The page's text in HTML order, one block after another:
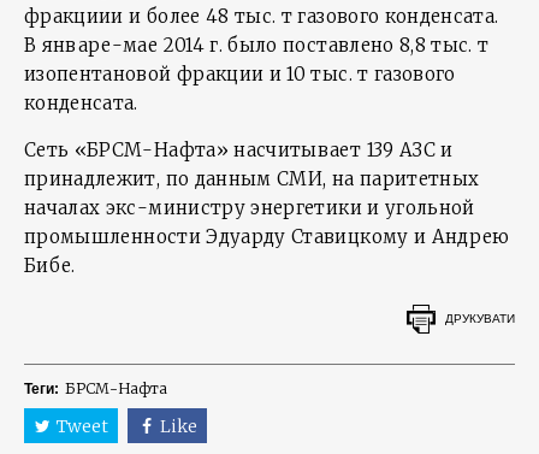
фракциии и более 48 тыс. т газового конденсата.
В январе-мае 2014 г. было поставлено 8,8 тыс. т
изопентановой фракции и 10 тыс. т газового
конденсата.
Сеть «БРСМ-Нафта» насчитывает 139 АЗС и
принадлежит, по данным СМИ, на паритетных
началах экс-министру энергетики и угольной
промышленности Эдуарду Ставицкому и Андрею
Бибе.
ДРУКУВАТИ
Теги: БРСМ-Нафта
Tweet Like